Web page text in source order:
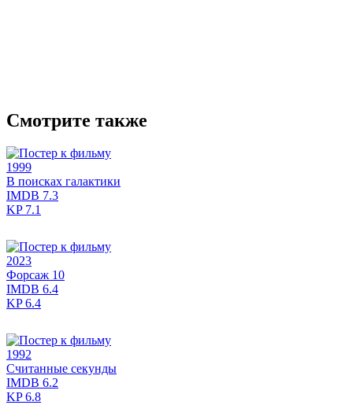
Смотрите также
1999
В поисках галактики
IMDB 7.3
KP7.1
2023
Форсаж 10
IMDB 6.4
KP6.4
1992
Считанные секунды
IMDB 6.2
KP6.8